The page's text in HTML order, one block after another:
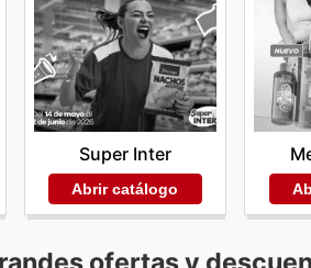
Super Inter
Abrir catálogo